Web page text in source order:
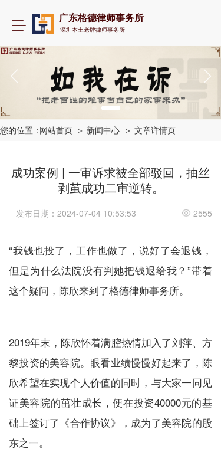
T
g
v
i
t
i
广东格德律师事务所
深圳本土老牌律师事务所
您的位置：网站首页 ＞ 新闻中心 ＞ 文章详情页
成功案例 | 一审诉求被全部驳回，抽丝
剥茧成功二审逆转。
发布日期：2024-07-04 10:53:53 2555
“我钱也投了，工作也做了，说好了会退钱，
但是为什么法院没有判她把钱退给我？”带着
这个疑问，陈欣来到了格德律师事务所。
2019年末，陈欣怀着满腔热情加入了刘萍、方
黎投资的美容院。眼看业绩慢慢好起来了，陈
欣希望在实现个人价值的同时，与大家一同见
证美容院的茁壮成长，便在投资40000元的基
础上签订了《合作协议》，成为了美容院的股
东之一。